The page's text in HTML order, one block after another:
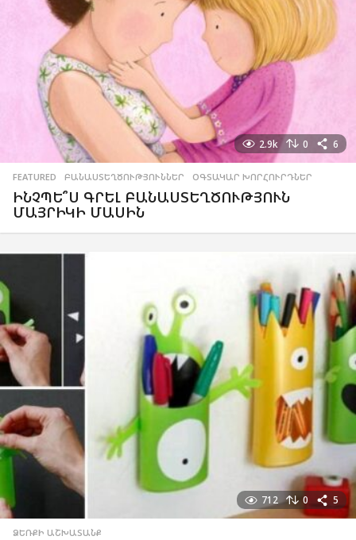
2.9k 0 6
FEATURED ,ԲԱՆԱՍՏԵՂԾՈՒԹՅՈՒՆՆԵՐ ,ՕԳՏԱԿԱՐ ԽՈՐՀՈՒՐԴՆԵՐ
ԻՆՉՊԵ՞Ս ԳՐԵԼ ԲԱՆԱՍՏԵՂԾՈՒԹՅՈՒՆ
ՄԱՅՐԻԿԻ ՄԱՍԻՆ
712 0 5
ՁԵՌՔԻ ԱՇԽԱՏԱՆՔ